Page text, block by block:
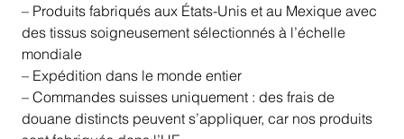
– Produits fabriqués aux États-Unis et au Mexique avec
des tissus soigneusement sélectionnés à l’échelle
mondiale
– Expédition dans le monde entier
– Commandes suisses uniquement : des frais de
douane distincts peuvent s’appliquer, car nos produits